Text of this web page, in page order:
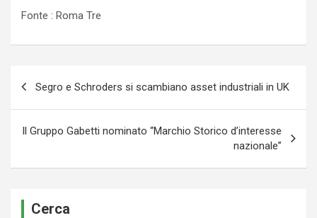
Fonte : Roma Tre
articoli
Segro e Schroders si scambiano asset industriali in UK
Il Gruppo Gabetti nominato “Marchio Storico d’interesse
nazionale”
Cerca